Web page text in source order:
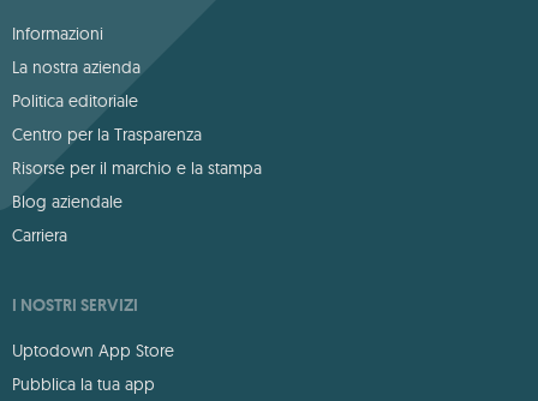
Informazioni
La nostra azienda
Politica editoriale
Centro per la Trasparenza
Risorse per il marchio e la stampa
Blog aziendale
Carriera
I NOSTRI SERVIZI
Uptodown App Store
Pubblica la tua app